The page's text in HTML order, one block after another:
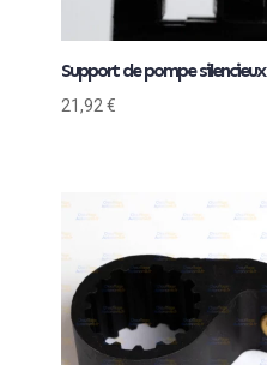
Support de pompe silencieux
21,92€